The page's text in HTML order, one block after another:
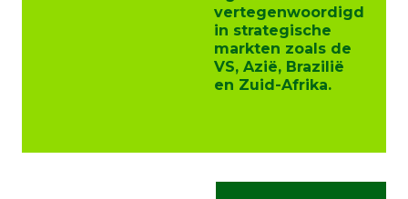
vertegenwoordigd
in strategische
markten zoals de
VS, Azië, Brazilië
en Zuid-Afrika.